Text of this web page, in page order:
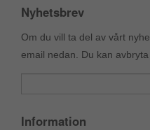
Nyhetsbrev
Om du vill ta del av vårt
email nedan. Du kan
Information